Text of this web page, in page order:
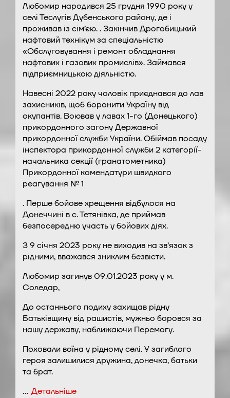
Любомир народився 25 грудня 1990 року у
селі Теслугів Дубенського району, де і
проживав із сім’єю. . Закінчив Дрогобицький
нафтовий технікум за спеціальністю
«Обслуговування і ремонт обладнання
нафтових і газових промислів». Займався
підприємницькою діяльністю.
Навесні 2022 року чоловік приєднався до лав
захисників, щоб боронити Україну від
окупантів. Воював у лавах 1-го (Донецького)
прикордонного загону Державної
прикордонної служби України. Обіймав посаду
інспектора прикордонної служби 2 категорії-
начальника секції (гранатометника)
Прикордонної комендатури швидкого
реагування № 1
. Перше бойове хрещення відбулося на
Донеччині в с. Тетянівка, де приймав
безпосередню участь у бойових діях.
З 9 січня 2023 року не виходив на зв’язок з
рідними, вважався зниклим безвісти.
Любомир загинув 09.01.2023 року у м.
Соледар,
До останнього подиху захищав рідну
Батьківщину від рашистів, мужньо боровся за
нашу державу, наближаючи Перемогу.
Поховали воїна у рідному селі. У загиблого
героя залишилися дружина, донечка, батьки
та брат.
… Детальніше